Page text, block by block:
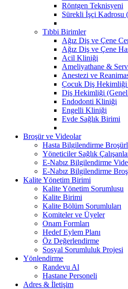
Röntgen Teknisyeni
Sürekli İşçi Kadrosu
Tıbbi Birimler
Ağız Diş ve Çene
Ağız Diş ve Çene
Acil Kliniği
Ameliyathane &
Anestezi ve
Çocuk Diş
Diş Hekimliği
Endodonti Kliniği
Engelli Kliniği
Evde Sağlık Birimi
Broşür ve Videolar
Hasta Bilgilendirme
Yöneticiler Sağlık
E-Nabız Bilgilendirme
E-Nabız Bilgilendirme
Kalite Yönetim Birimi
Kalite Yönetim Sorumlusu
Kalite Birimi
Kalite Bölüm Sorumluları
Komiteler ve Üyeler
Onam Formları
Hedef Eylem Planı
Öz Değerlendirme
Sosyal Sorumluluk Projesi
Yönlendirme
Randevu Al
Hastane Personeli
Adres & İletişim